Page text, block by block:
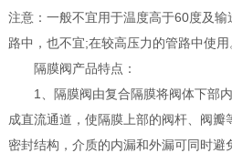
注意：一般不宜用于温度高于60度及
路中，也不宜;在较高压力的管路中使用
隔膜阀产品特点：
1、隔膜阀由复合隔膜将阀体下部内
成直流通道，使隔膜上部的阀杆、阀
密封结构，介质的内漏和外漏可同时避